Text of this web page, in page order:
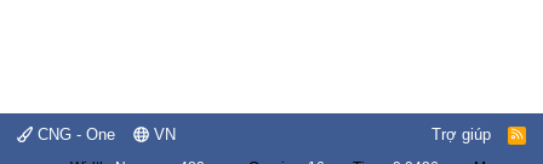
CNG - One VN Trợ giúp
R